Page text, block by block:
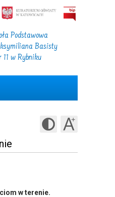
Podstawowa
Basisty
11 w Rybniku
w terenie.